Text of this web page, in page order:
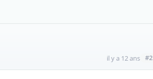
il y a 12 ans #2